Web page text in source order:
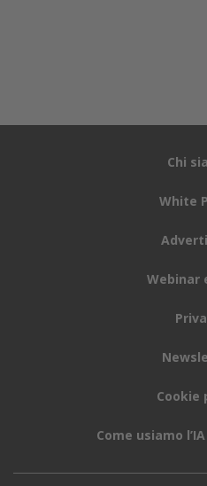
Chi
White
Webinar
Cookie
Come usiamo